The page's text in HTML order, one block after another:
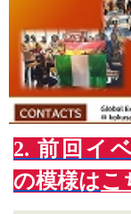
2. 前回イ
の模様はこ